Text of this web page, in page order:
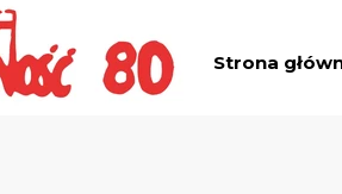
Strona